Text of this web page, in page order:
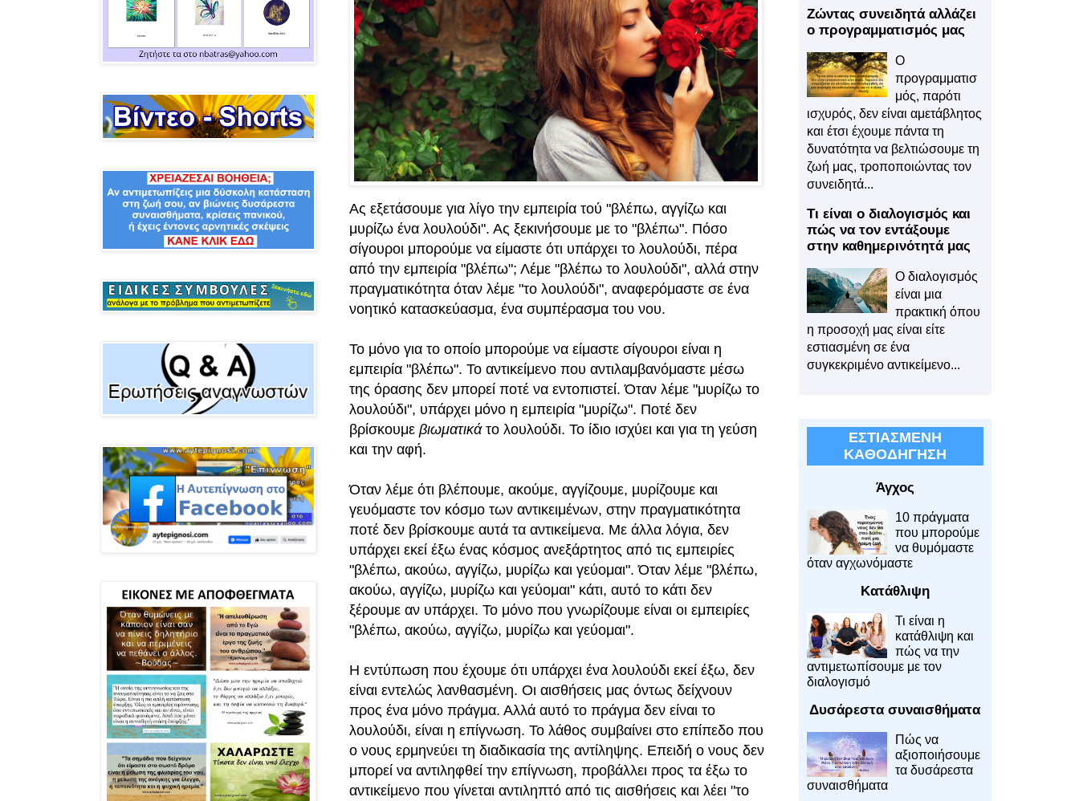
Ας εξετάσουμε για λίγο την εμπειρία τού "βλέπω, αγγίζω και
μυρίζω ένα λουλούδι". Ας ξεκινήσουμε με το "βλέπω". Πόσο
σίγουροι μπορούμε να είμαστε ότι υπάρχει το λουλούδι, πέρα
από την εμπειρία "βλέπω"; Λέμε "βλέπω το λουλούδι", αλλά στην
πραγματικότητα όταν λέμε "το λουλούδι", αναφερόμαστε σε ένα
νοητικό κατασκεύασμα, ένα συμπέρασμα του νου.
Το μόνο για το οποίο μπορούμε να είμαστε σίγουροι είναι η
εμπειρία "βλέπω". Το αντικείμενο που αντιλαμβανόμαστε μέσω
της όρασης δεν μπορεί ποτέ να εντοπιστεί. Όταν λέμε "μυρίζω το
λουλούδι", υπάρχει μόνο η εμπειρία "μυρίζω". Ποτέ δεν
βρίσκουμε βιωματικά το λουλούδι. Το ίδιο ισχύει και για τη γεύση
και την αφή.
Όταν λέμε ότι βλέπουμε, ακούμε, αγγίζουμε, μυρίζουμε και
γευόμαστε τον κόσμο των αντικειμένων, στην πραγματικότητα
ποτέ δεν βρίσκουμε αυτά τα αντικείμενα. Με άλλα λόγια, δεν
υπάρχει εκεί έξω ένας κόσμος ανεξάρτητος από τις εμπειρίες
"βλέπω, ακούω, αγγίζω, μυρίζω και γεύομαι". Όταν λέμε "βλέπω,
ακούω, αγγίζω, μυρίζω και γεύομαι" κάτι, αυτό το κάτι δεν
ξέρουμε αν υπάρχει. Το μόνο που γνωρίζουμε είναι οι εμπειρίες
"βλέπω, ακούω, αγγίζω, μυρίζω και γεύομαι".
Η εντύπωση που έχουμε ότι υπάρχει ένα λουλούδι εκεί έξω, δεν
είναι εντελώς λανθασμένη. Οι αισθήσεις μας όντως δείχνουν
προς ένα μόνο πράγμα. Αλλά αυτό το πράγμα δεν είναι το
λουλούδι, είναι η επίγνωση. Το λάθος συμβαίνει στο επίπεδο που
ο νους ερμηνεύει τη διαδικασία της αντίληψης. Επειδή ο νους δεν
μπορεί να αντιληφθεί την επίγνωση, προβάλλει προς τα έξω το
αντικείμενο που γίνεται αντιληπτό από τις αισθήσεις και λέει "το
Ζώντας συνειδητά αλλάζει
ο προγραμματισμός μας
Ο
προγραμματισ
μός, παρότι
ισχυρός, δεν είναι αμετάβλητος
και έτσι έχουμε πάντα τη
δυνατότητα να βελτιώσουμε τη
ζωή μας, τροποποιώντας τον
συνειδητά...
Τι είναι ο διαλογισμός και
πώς να τον εντάξουμε
στην καθημερινότητά μας
Ο διαλογισμός
είναι μια
πρακτική όπου
η προσοχή μας είναι είτε
εστιασμένη σε ένα
συγκεκριμένο αντικείμενο...
ΕΣΤΙΑΣΜΕΝΗ
ΚΑΘΟΔΗΓΗΣΗ
Άγχος
10 πράγματα
που μπορούμε
να θυμόμαστε
όταν αγχωνόμαστε
Κατάθλιψη
Τι είναι η
κατάθλιψη και
πώς να την
αντιμετωπίσουμε με τον
διαλογισμό
Δυσάρεστα συναισθήματα
Πώς να
αξιοποιήσουμε
τα δυσάρεστα
συναισθήματα